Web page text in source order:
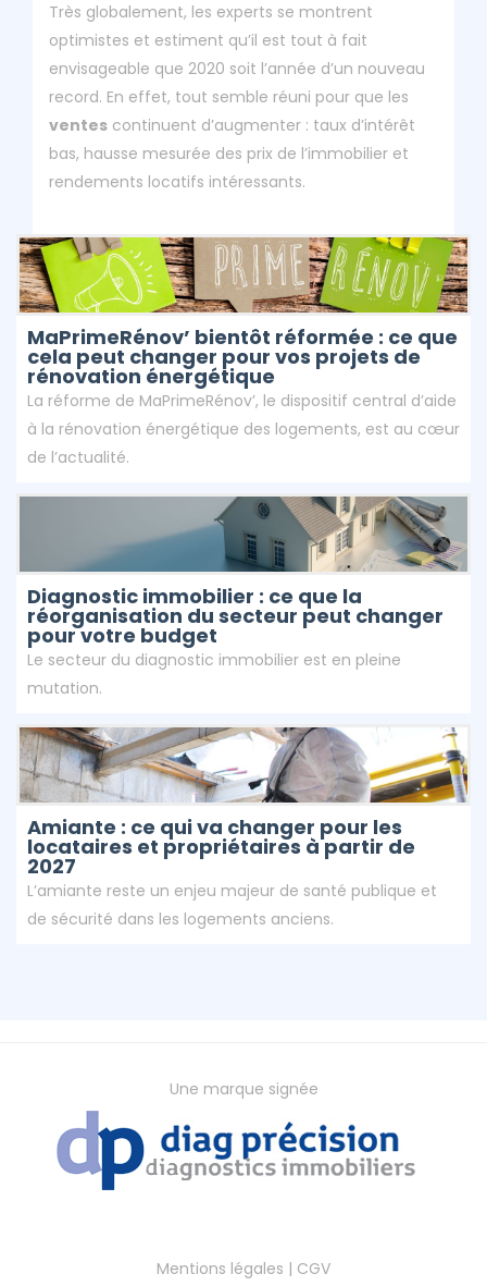
Très globalement, les experts se montrent
optimistes et estiment qu’il est tout à fait
envisageable que 2020 soit l’année d’un nouveau
record. En effet, tout semble réuni pour que les
ventes continuent d’augmenter : taux d’intérêt
bas, hausse mesurée des prix de l’immobilier et
rendements locatifs intéressants.
MaPrimeRénov’ bientôt réformée : ce que
cela peut changer pour vos projets de
rénovation énergétique
La réforme de MaPrimeRénov’, le dispositif central d’aide
à la rénovation énergétique des logements, est au cœur
de l’actualité.
Diagnostic immobilier : ce que la
réorganisation du secteur peut changer
pour votre budget
Le secteur du diagnostic immobilier est en pleine
mutation.
Amiante : ce qui va changer pour les
locataires et propriétaires à partir de
2027
L’amiante reste un enjeu majeur de santé publique et
de sécurité dans les logements anciens.
Une marque signée
Mentions légales | CGV